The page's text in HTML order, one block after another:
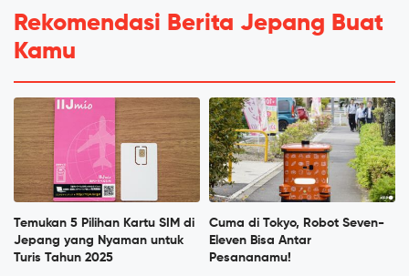
Rekomendasi Berita Jepang Buat
Kamu
Temukan 5 Pilihan Kartu SIM di
Jepang yang Nyaman untuk
Turis Tahun 2025
Cuma di Tokyo, Robot Seven-
Eleven Bisa Antar
Pesananamu!